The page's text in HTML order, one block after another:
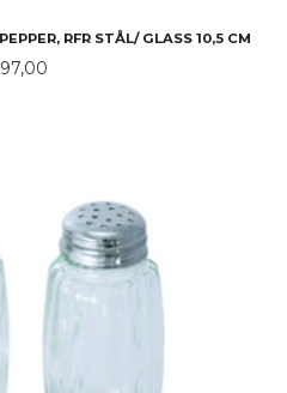
RFR STÅL/ GLASS 10,5 CM